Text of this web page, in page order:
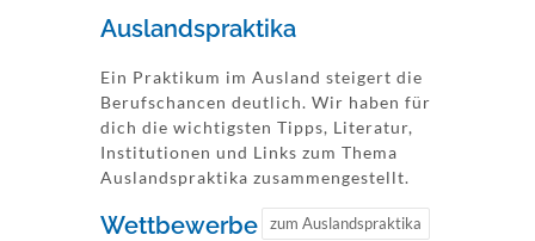
Auslandspraktika
Ein Praktikum im Ausland steigert die
Berufschancen deutlich. Wir haben für
dich die wichtigsten Tipps, Literatur,
Institutionen und Links zum Thema
Auslandspraktika zusammengestellt.
zum Auslandspraktika
Wettbewerbe